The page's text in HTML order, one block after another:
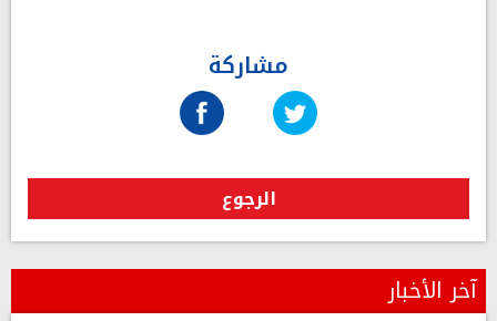
مشاركة
الرجوع
آخر الأخبار